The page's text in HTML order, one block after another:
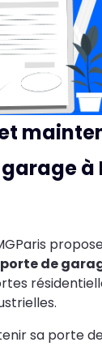
de
sa porte